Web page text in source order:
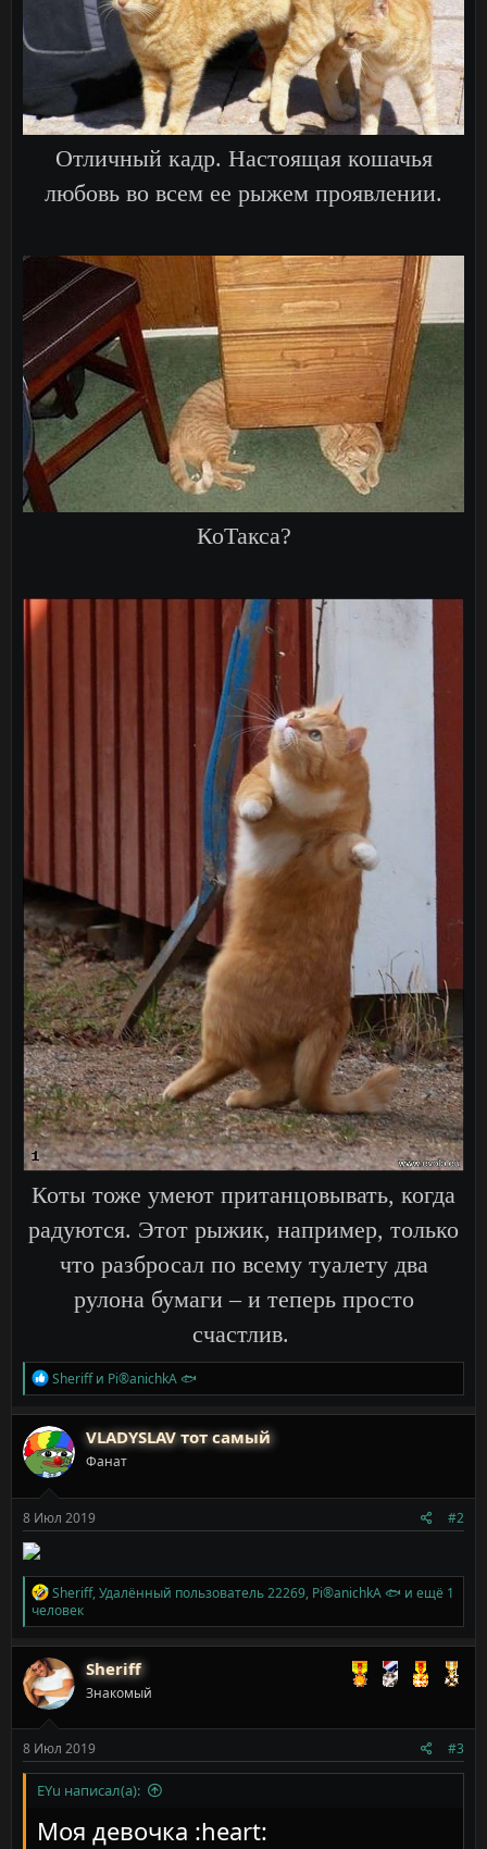
Отличный кадр. Настоящая кошачья
любовь во всем ее рыжем проявлении.
КоТакса?
Коты тоже умеют пританцовывать, когда
радуются. Этот рыжик, например, только
что разбросал по всему туалету два
рулона бумаги – и теперь просто
счастлив.
Р
е
а
к
ц
и
и
Sheriffи Pi®anichkA 🐟
VLADYSLAV тот самый
Фанат
8 Июл 2019 #2
Р
е
а
к
ц
и
и
:
Sheriff,Удалённый пользователь 22269, Pi®anichkA 🐟 и ещё 1
человек
Sheriff
Знакомый
8 Июл 2019 #3
EYu написал(а):
Моя девочка :heart: